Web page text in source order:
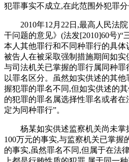
犯罪事实不成立,在此范围外犯罪分
2010年12月22日,最高人民法
干问题的意见》(法发[2010]60号)“
本人其他罪行和不同种罪行的具体
被告人在被采取强制措施期间如
与司法机关已掌握的罪行属同种
以罪名区分。虽然如实供述的其
握犯罪的罪名不同,但如实供述的
的犯罪的罪名属选择性罪名或者在
定为同种罪行”。
杨某如实供述监察机关尚未
100万元的事实,与监察机关已掌握
的事实,虽然罪名不同,但属于在法